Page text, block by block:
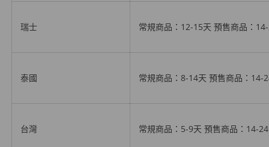
瑞士 常規商品：12-15天 預售商品 ：
泰國 常規商品：8-14天 預售商品 ：14-
台灣 常規商品：5-9天 預售商品：14-